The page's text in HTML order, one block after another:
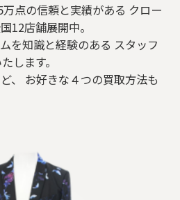
点の信頼と実績がある クロー
12店舗展開中。
を知識と経験のある スタッフ
します。
、 お好きな４つの買取方法も